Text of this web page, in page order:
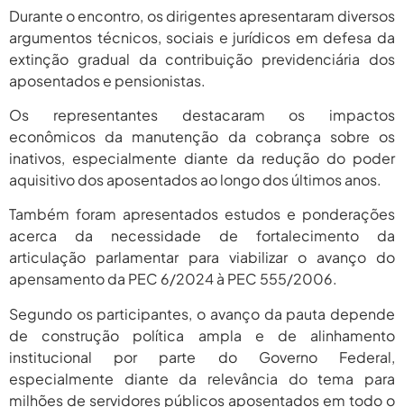
Durante o encontro, os dirigentes apresentaram diversos
argumentos técnicos, sociais e jurídicos em defesa da
extinção gradual da contribuição previdenciária dos
aposentados e pensionistas.
Os representantes destacaram os impactos
econômicos da manutenção da cobrança sobre os
inativos, especialmente diante da redução do poder
aquisitivo dos aposentados ao longo dos últimos anos.
Também foram apresentados estudos e ponderações
acerca da necessidade de fortalecimento da
articulação parlamentar para viabilizar o avanço do
apensamento da PEC 6/2024 à PEC 555/2006.
Segundo os participantes, o avanço da pauta depende
de construção política ampla e de alinhamento
institucional por parte do Governo Federal,
especialmente diante da relevância do tema para
milhões de servidores públicos aposentados em todo o